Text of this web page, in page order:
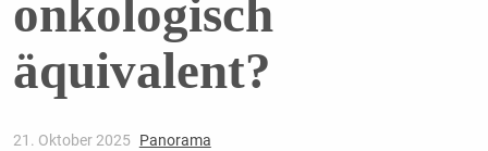
onkologisch
äquivalent?
21. Oktober 2025 Panorama